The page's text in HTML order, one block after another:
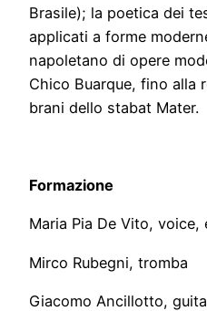
Brasile); la poetica dei
applicati a forme
napoletano di opere
Chico Buarque, fino alla
brani dello stabat Mater.
Formazione
Maria Pia De Vito, voice,
Mirco Rubegni, tromba
Giacomo Ancillotto,